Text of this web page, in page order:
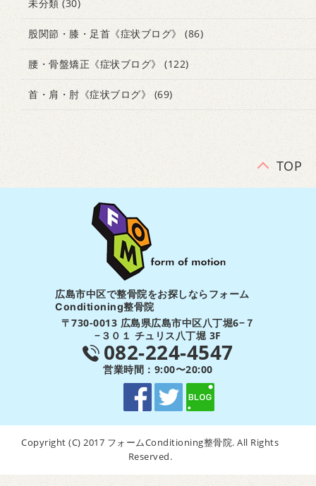
未分類 (30)
股関節・膝・足首《症状ブログ》 (86)
腰・骨盤矯正《症状ブログ》 (122)
首・肩・肘《症状ブログ》 (69)
TOP
広島市中区で整骨院をお探しならフォーム
Conditioning整骨院
〒730-0013 広島県広島市中区八丁堀6−７
−３０１ チュリス八丁堀 3F
082-224-4547
営業時間：9:00〜20:00
Copyright (C) 2017 フォームConditioning整骨院. All Rights
Reserved.